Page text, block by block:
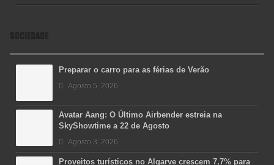
SOCIEDADE
Preparar o carro para as férias de Verão
Agosto 5, 2026
Avatar Aang: O Último Airbender estreia na
SkyShowtime a 22 de Agosto
Agosto 3, 2026
Proveitos turísticos no Algarve crescem 7,7% para